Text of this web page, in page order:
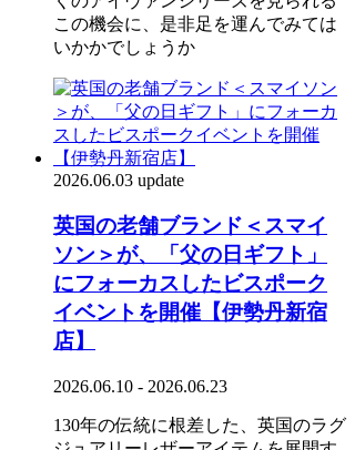
この機会に、是非足を運んでみては
いかかでしょうか
2026.06.03 update
英国の老舗ブランド＜スマイ
ソン＞が、「父の日ギフト」
にフォーカスしたビスポーク
イベントを開催【伊勢丹新宿
店】
2026.06.10 - 2026.06.23
130年の伝統に根差した、英国のラグ